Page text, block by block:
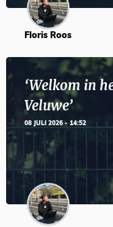
Floris Roos
‘Welkom in
Veluwe’
08 JULI 2026 - 14:52